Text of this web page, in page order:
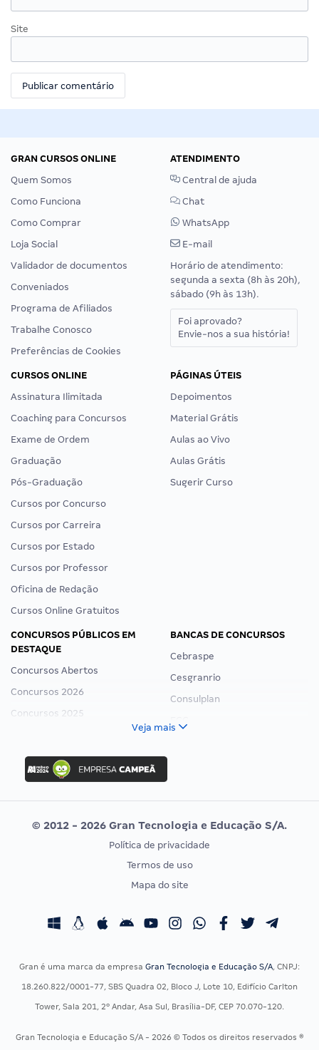
Site
GRAN CURSOS ONLINE
Quem Somos
Como Funciona
Como Comprar
Loja Social
Validador de documentos
Conveniados
Programa de Afiliados
Trabalhe Conosco
Preferências de Cookies
ATENDIMENTO
Central de ajuda
Chat
WhatsApp
E-mail
Horário de atendimento:
segunda a sexta (8h às 20h),
sábado (9h às 13h).
Foi aprovado?
Envie-nos a sua história!
CURSOS ONLINE
Assinatura Ilimitada
Coaching para Concursos
Exame de Ordem
Graduação
Pós-Graduação
Cursos por Concurso
Cursos por Carreira
Cursos por Estado
Cursos por Professor
Oficina de Redação
Cursos Online Gratuitos
PÁGINAS ÚTEIS
Depoimentos
Material Grátis
Aulas ao Vivo
Aulas Grátis
Sugerir Curso
CONCURSOS PÚBLICOS EM
DESTAQUE
Concursos Abertos
Concursos 2026
Concursos 2025
Concurso Nacional Unificado
Concurso Ibama
Concurso MPU
Editais publicados
BANCAS DE CONCURSOS
Cebraspe
Cesgranrio
Consulplan
Vunesp
CONCURSOS POR PROFISSÃO
Concursos Fiscais
Residência Multiprofissional
EXAME DE ORDEM
Calendário OAB
Veja mais
© 2012 - 2026 Gran Tecnologia e Educação S/A.
Política de privacidade
Termos de uso
Mapa do site
Gran é uma marca da empresa Gran Tecnologia e Educação S/A, CNPJ:
18.260.822/0001-77, SBS Quadra 02, Bloco J, Lote 10, Edifício Carlton
Tower, Sala 201, 2º Andar, Asa Sul, Brasília-DF, CEP 70.070-120.
Gran Tecnologia e Educação S/A - 2026 © Todos os direitos reservados ®